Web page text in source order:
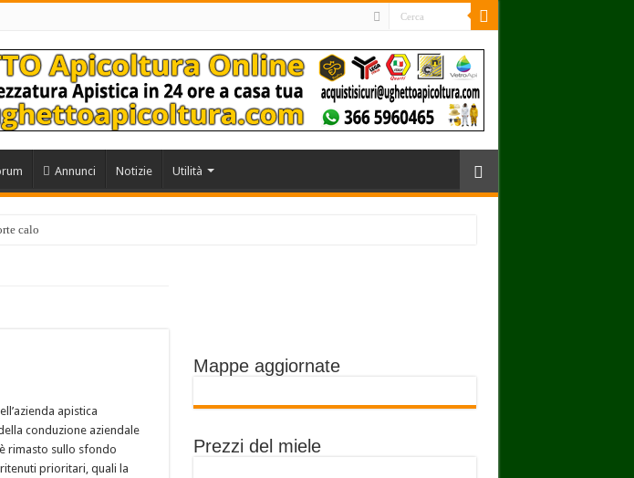
Annunci Notizie Utilità
calo
apistica
conduzione aziendale
rimasto sullo sfondo
prioritari, quali la
Mappe aggiornate
Prezzi del miele